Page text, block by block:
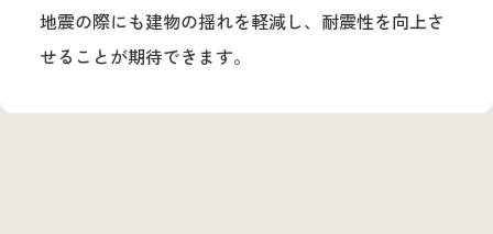
地震の際にも建物の揺れを軽減し、耐震性を向上さ
せることが期待できます。